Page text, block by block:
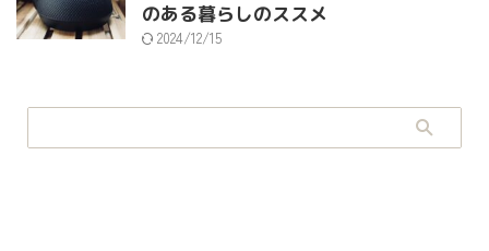
のある暮らしのススメ
2024/12/15